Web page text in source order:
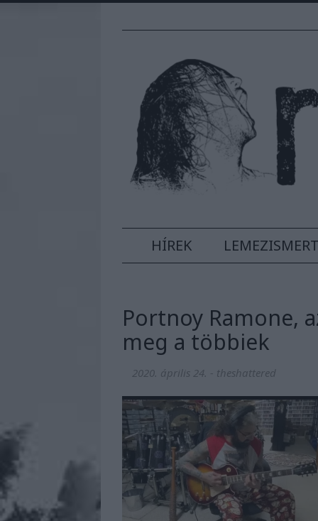
HÍREK
Portnoy Ramone,
meg a többiek
2020. április 24. - theshattered